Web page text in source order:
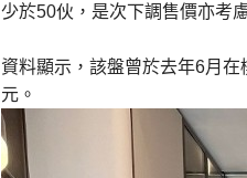
少於50伙，是次下調售價亦考
資料顯示，該盤曾於去年6月
元。